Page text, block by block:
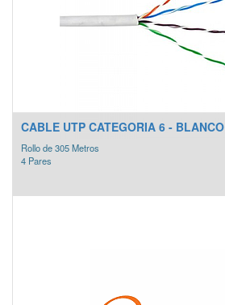
CABLE UTP CATEGORIA 6 - BLANCO
Rollo de 305 Metros
4 Pares